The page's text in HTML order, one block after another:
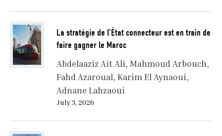
La stratégie de l’État connecteur est en train de
faire gagner le Maroc
Abdelaaziz Ait Ali Mahmoud Arbouch
Fahd Azaroual Karim El Aynaoui
Adnane Lahzaoui
July 3, 2026